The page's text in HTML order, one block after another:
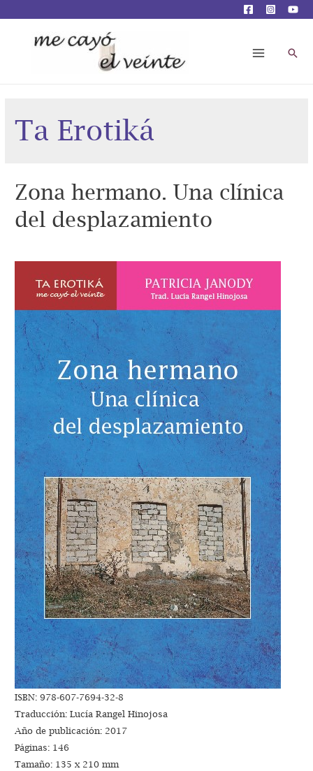
Ta Erotiká
Zona hermano. Una clínica
del desplazamiento
ISBN: 978-607-7694-32-8
Traducción: Lucía Rangel Hinojosa
Año de publicación: 2017
Páginas: 146
Tamaño: 135 x 210 mm